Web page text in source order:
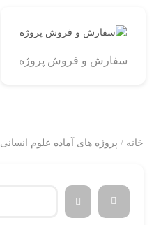
سفارش و فروش پروژه
خانه / پروژه های آماده علوم انسانی